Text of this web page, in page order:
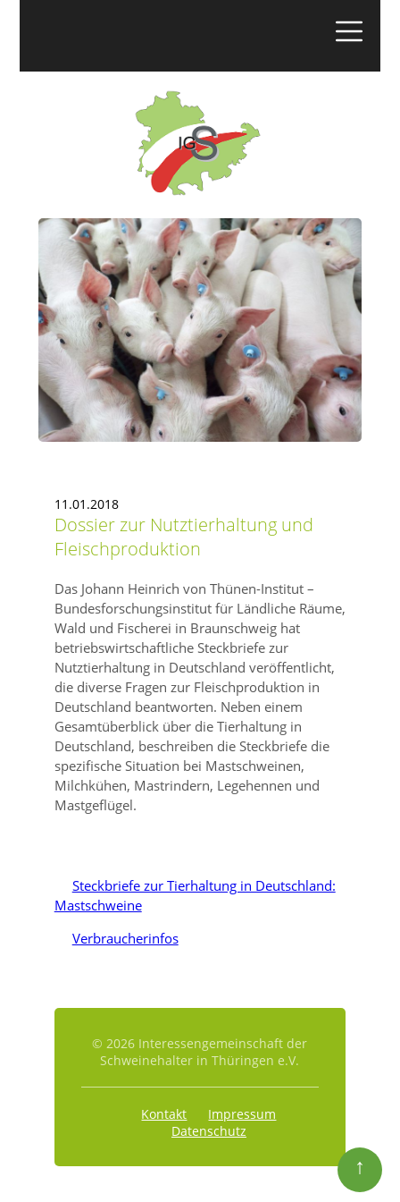
11.01.2018
Dossier zur Nutztierhaltung und
Fleischproduktion
Das Johann Heinrich von Thünen-Institut –
Bundesforschungsinstitut für Ländliche Räume,
Wald und Fischerei in Braunschweig hat
betriebswirtschaftliche Steckbriefe zur
Nutztierhaltung in Deutschland veröffentlicht,
die diverse Fragen zur Fleischproduktion in
Deutschland beantworten. Neben einem
Gesamtüberblick über die Tierhaltung in
Deutschland, beschreiben die Steckbriefe die
spezifische Situation bei Mastschweinen,
Milchkühen, Mastrindern, Legehennen und
Mastgeflügel.
Steckbriefe zur Tierhaltung in Deutschland:
Mastschweine
Verbraucherinfos
© 2026 Interessengemeinschaft der
Schweinehalter in Thüringen e.V.
Kontakt
Impressum
Datenschutz
↑